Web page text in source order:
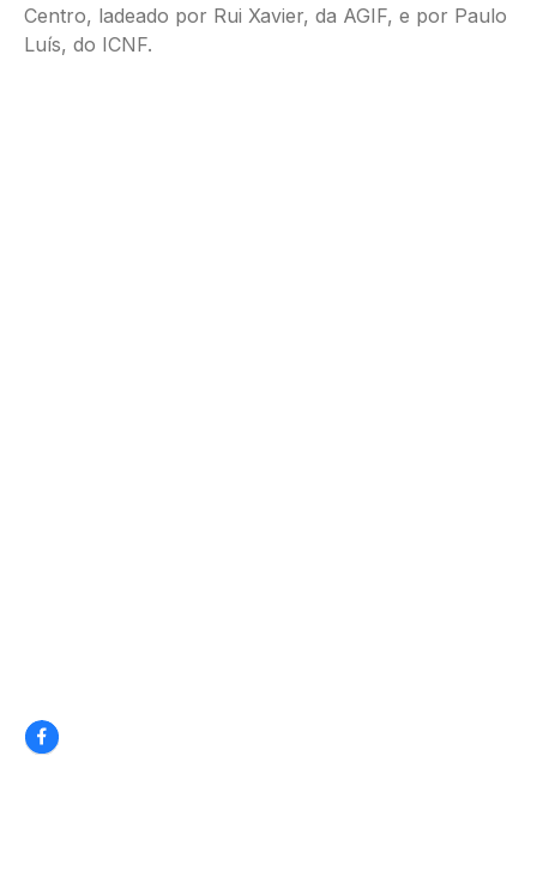
Centro, ladeado por Rui Xavier, da AGIF, e por Paulo
Luís, do ICNF.